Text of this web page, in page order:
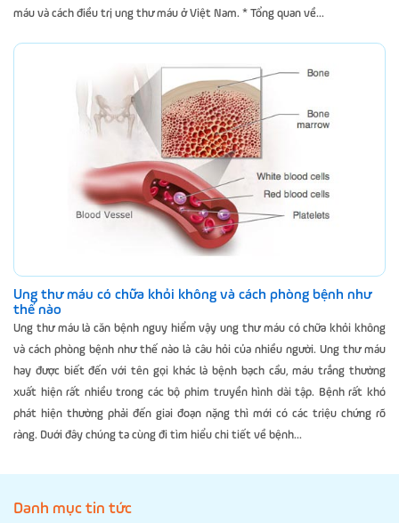
máu và cách điều trị ung thư máu ở Việt Nam. * Tổng quan về...
Ung thư máu có chữa khỏi không và cách phòng bệnh như
thế nào
Ung thư máu là căn bệnh nguy hiểm vậy ung thư máu có chữa khỏi không
và cách phòng bệnh như thế nào là câu hỏi của nhiều người. Ung thư máu
hay được biết đến với tên gọi khác là bệnh bạch cầu, máu trắng thường
xuất hiện rất nhiều trong các bộ phim truyền hình dài tập. Bệnh rất khó
phát hiện thường phải đến giai đoạn nặng thì mới có các triệu chứng rõ
ràng. Duới đây chúng ta cùng đi tìm hiểu chi tiết về bệnh...
Danh mục tin tức